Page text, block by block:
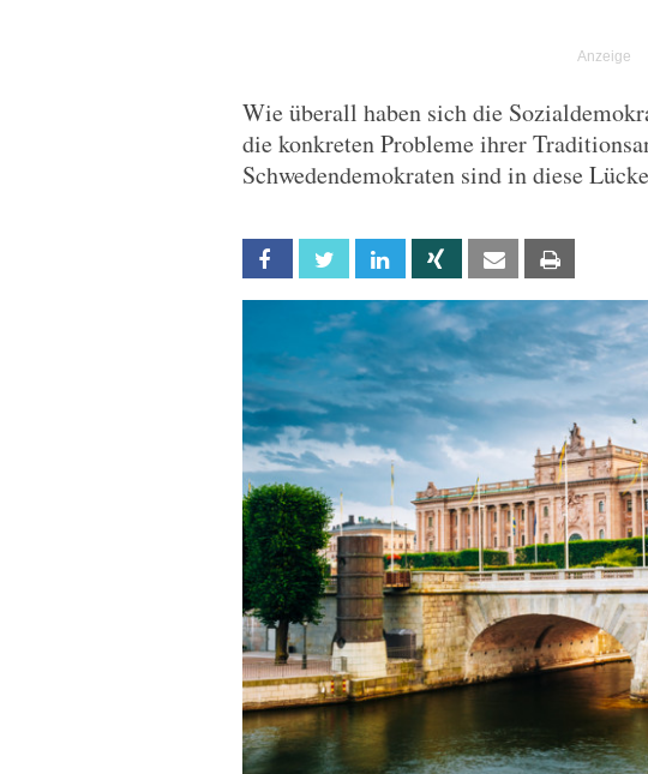
Wie überall haben sich die
die konkreten Probleme ihrer
Schwedendemokraten sind in diese
Facebook Twitter Linkedin Xing Email